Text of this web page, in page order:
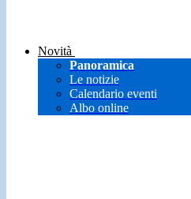
Novità
Panoramica
Le notizie
Calendario eventi
Albo online